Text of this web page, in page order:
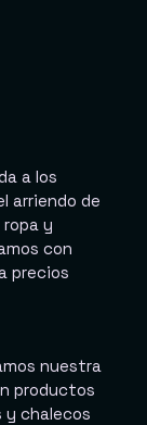
a los
arriendo de
y
con
precios
nuestra
productos
y chalecos